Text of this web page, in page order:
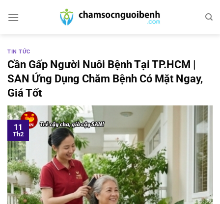
qua
TIN TỨC
Cần Gấp Người Nuôi Bệnh Tại TP.HCM |
SAN Ứng Dụng Chăm Bệnh Có Mặt Ngay,
Giá Tốt
11
Th2